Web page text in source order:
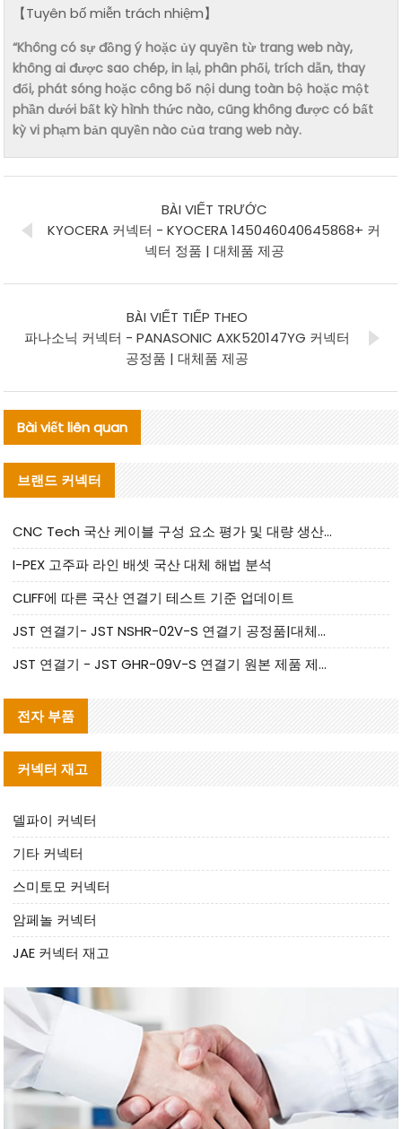
【Tuyên bố miễn trách nhiệm】
“Không có sự đồng ý hoặc ủy quyền từ trang web này,
không ai được sao chép, in lại, phân phối, trích dẫn, thay
đổi, phát sóng hoặc công bố nội dung toàn bộ hoặc một
phần dưới bất kỳ hình thức nào, cũng không được có bất
kỳ vi phạm bản quyền nào của trang web này.
BÀI VIẾT TRƯỚC
KYOCERA 커넥터 - KYOCERA 145046040645868+ 커
넥터 정품 | 대체품 제공
BÀI VIẾT TIẾP THEO
파나소닉 커넥터 - PANASONIC AXK520147YG 커넥터
공정품 | 대체품 제공
Bài viết liên quan
브랜드 커넥터
CNC Tech 국산 케이블 구성 요소 평가 및 대량 생산 적합성 가이드
I-PEX 고주파 라인 배셋 국산 대체 해법 분석
CLIFF에 따른 국산 연결기 테스트 기준 업데이트
JST 연결기- JST NSHR-02V-S 연결기 공정품|대체품 제공
JST 연결기 - JST GHR-09V-S 연결기 원본 제품 제공 | 대체품 제공
전자 부품
커넥터 재고
델파이 커넥터
기타 커넥터
스미토모 커넥터
암페놀 커넥터
JAE 커넥터 재고